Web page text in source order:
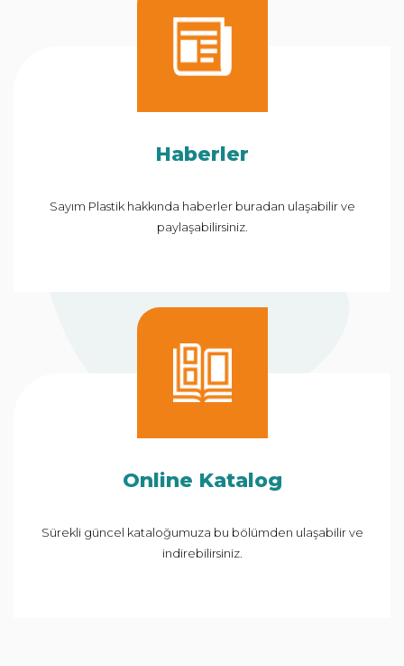
Haberler
Sayım Plastik hakkında haberler buradan ulaşabilir ve
paylaşabilirsiniz.
Online Katalog
Sürekli güncel kataloğumuza bu bölümden ulaşabilir ve
indirebilirsiniz.